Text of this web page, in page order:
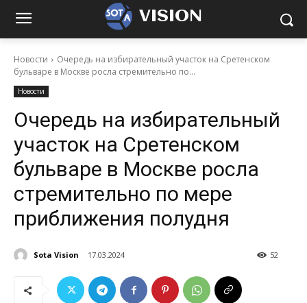
VISION
Новости
Очередь на избирательный участок на Сретенском
бульваре в Москве росла стремительно по...
Новости
Очередь на избирательный
участок на Сретенском
бульваре в Москве росла
стремительно по мере
приближения полудня
Sota Vision 17.03.2024 52